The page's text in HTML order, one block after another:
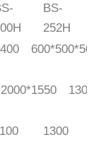
BS-
252H
1300